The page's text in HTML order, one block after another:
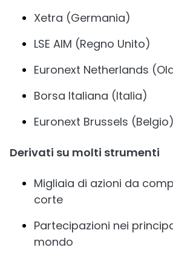
Xetra (Germania)
LSE AIM (Regno Unito)
Euronext Netherlands
Borsa Italiana (Italia)
Euronext Brussels (Belgio)
Derivati su molti strumenti
Migliaia di azioni da
corte
Partecipazioni nei
mondo